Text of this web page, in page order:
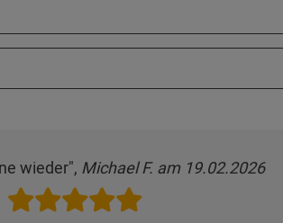
wieder", Michael F. am 19.02.2026